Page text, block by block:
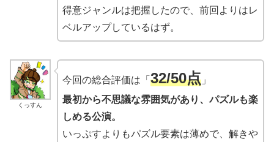
得意ジャンルは把握したので、前回よりはレ
ベルアップしているはず。
くっすん
今回の総合評価は「 32/50点」
最初から不思議な雰囲気があり、パズルも楽
しめる公演。
いっぷすよりもパズル要素は薄めで、解きや